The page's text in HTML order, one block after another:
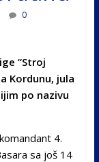
0
“Stroj
Kordunu, jula
po nazivu
4.
sa još 14